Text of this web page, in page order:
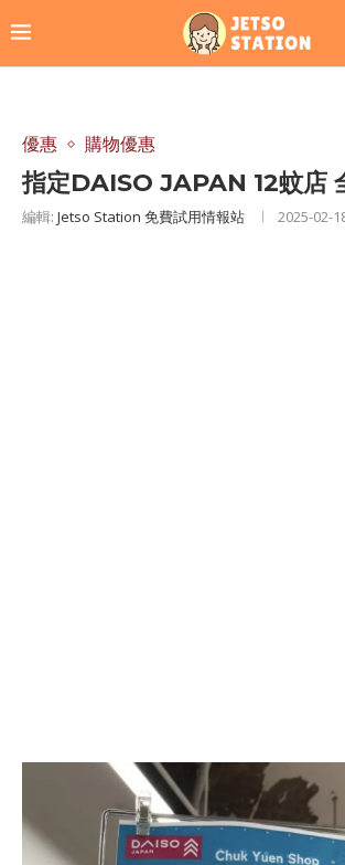
優惠 購物優惠
指定DAISO JAPAN 12蚊店
編輯: Jetso Station 免費試用情報站 2025-02-